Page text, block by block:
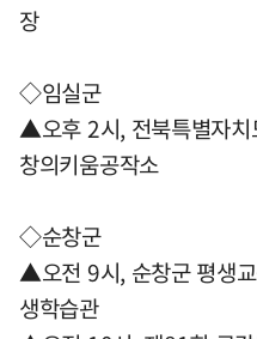
장
◇임실군
▲오후 2시, 전북특별자치
창의키움공작소
◇순창군
▲오전 9시, 순창군 평생
생학습관